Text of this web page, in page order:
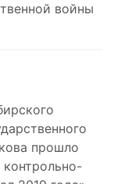
войны
прошло
контрольно-